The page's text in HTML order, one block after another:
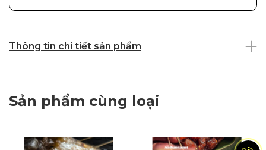
Thông tin chi tiết sản phẩm
Sản phẩm cùng loại